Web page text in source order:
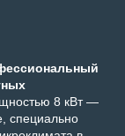
8 кВт —
специально